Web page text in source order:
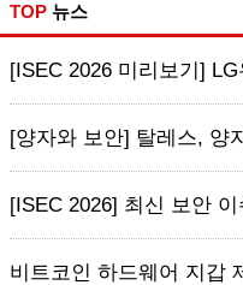
TOP 뉴스
[ISEC 2026 미리보기]
[양자와 보안] 탈레스, 양
[ISEC 2026] 최신 보안
비트코인 하드웨어 지갑